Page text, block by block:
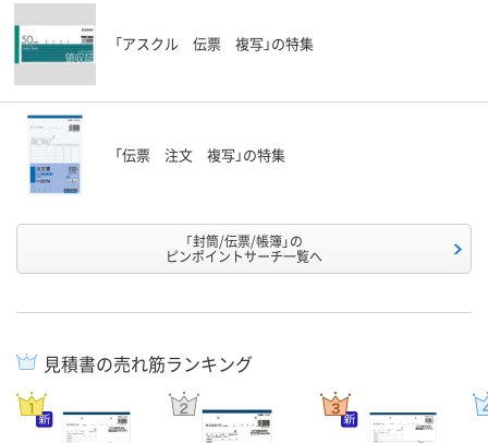
「アスクル 伝票 複写」の特集
「伝票 注文 複写」の特集
「封筒/伝票/帳簿」の
ピンポイントサーチ一覧へ
見積書の売れ筋ランキング